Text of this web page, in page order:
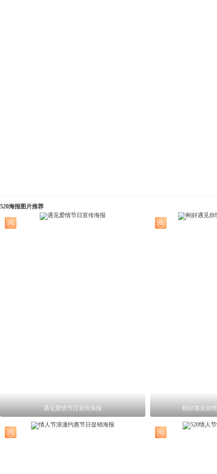
520海报图片推荐
遇见爱情节日宣传海报 刚好遇见你